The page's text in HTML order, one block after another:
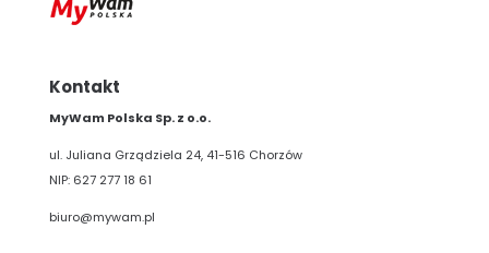
Kontakt
MyWam Polska Sp. z o.o.
ul. Juliana Grządziela 24, 41-516 Chorzów
NIP: 627 277 18 61
biuro@mywam.pl